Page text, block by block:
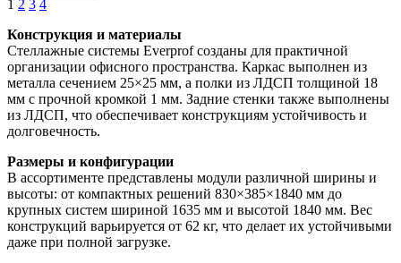
1 2 3 4
Конструкция и материалы
Стеллажные системы Everprof созданы для практичной
организации офисного пространства. Каркас выполнен из
металла сечением 25×25 мм, а полки из ЛДСП толщиной 18
мм с прочной кромкой 1 мм. Задние стенки также выполнены
из ЛДСП, что обеспечивает конструкциям устойчивость и
долговечность.
Размеры и конфигурации
В ассортименте представлены модули различной ширины и
высоты: от компактных решений 830×385×1840 мм до
крупных систем шириной 1635 мм и высотой 1840 мм. Вес
конструкций варьируется от 62 кг, что делает их устойчивыми
даже при полной загрузке.